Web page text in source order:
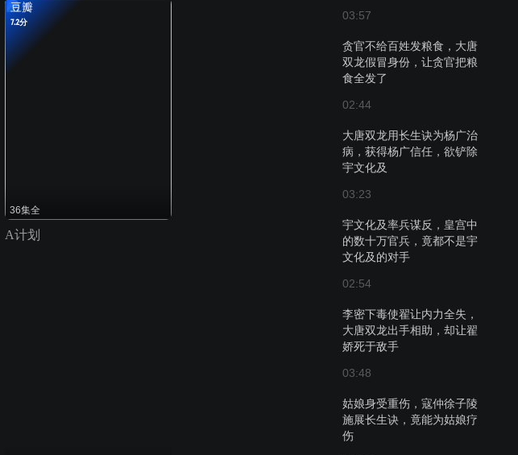
03:57
贪官不给百姓发粮食，大唐
双龙假冒身份，让贪官把粮
食全发了
02:44
大唐双龙用长生诀为杨广治
病，获得杨广信任，欲铲除
宇文化及
03:23
宇文化及率兵谋反，皇宫中
的数十万官兵，竟都不是宇
文化及的对手
02:54
李密下毒使翟让内力全失，
大唐双龙出手相助，却让翟
娇死于敌手
03:48
姑娘身受重伤，寇仲徐子陵
施展长生诀，竟能为姑娘疗
伤
豆瓣
7.2分
36集全
A计划